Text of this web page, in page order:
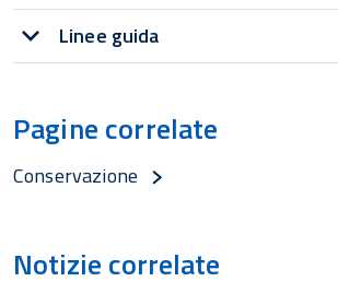
Linee guida
Pagine correlate
Conservazione
Notizie correlate